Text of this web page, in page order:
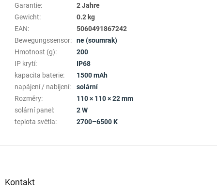
Garantie:
2 Jahre
Gewicht:
0.2 kg
EAN:
5060491867242
Bewegungssensor:
ne (soumrak)
Hmotnost (g):
200
IP krytí:
IP68
kapacita baterie:
1500 mAh
napájení / nabíjení:
solární
Rozměry:
110 × 110 × 22 mm
solární panel :
2 W
teplota světla: 2700–6500 K
Kontakt